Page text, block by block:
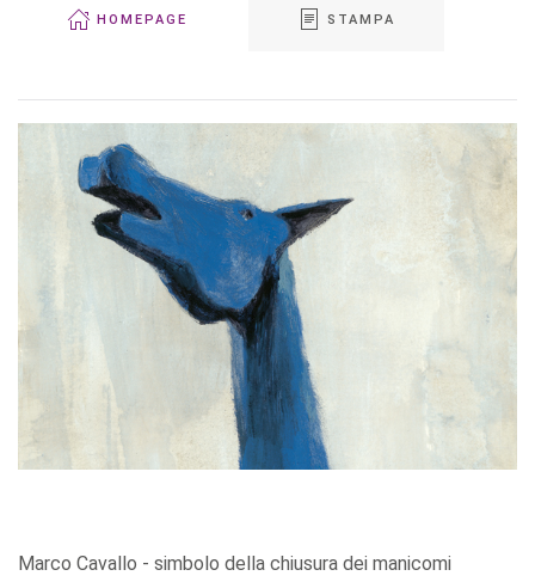
HOMEPAGE STAMPA
Marco Cavallo - simbolo della chiusura dei manicomi